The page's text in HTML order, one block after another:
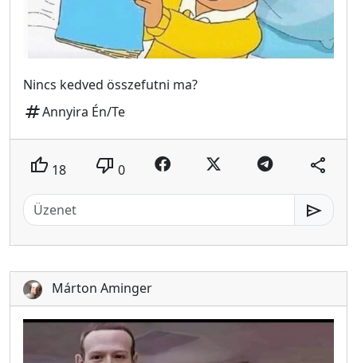
Nincs kedved összefutni ma?
tagAnnyira Én/Te
thumb_up 18 thumb_down 0 share
send
Márton Aminger